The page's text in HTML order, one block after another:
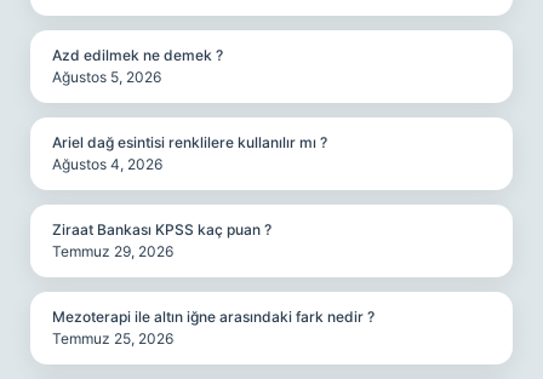
Azd edilmek ne demek ?
Ağustos 5, 2026
Ariel dağ esintisi renklilere kullanılır mı ?
Ağustos 4, 2026
Ziraat Bankası KPSS kaç puan ?
Temmuz 29, 2026
Mezoterapi ile altın iğne arasındaki fark nedir ?
Temmuz 25, 2026